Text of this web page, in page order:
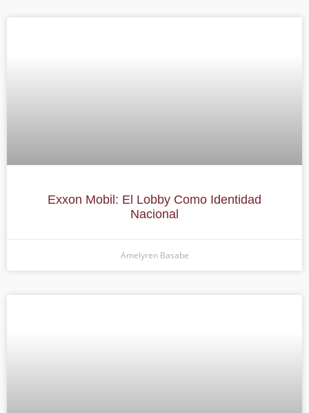
Exxon Mobil: El Lobby Como Identidad
Nacional
Amelyren Basabe